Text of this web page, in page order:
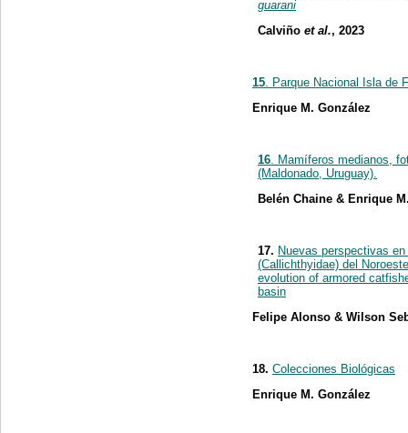
guarani
Calviño et al., 2023
15. Parque Nacional Isla de
Enrique M. González
16. Mamíferos medianos,
(Maldonado, Uruguay).
Belén Chaine & Enrique
17. Nuevas perspectivas
(Callichthyidae) del
evolution of armored
basin
Felipe Alonso & Wilson
18. Colecciones Biológicas
Enrique M. González